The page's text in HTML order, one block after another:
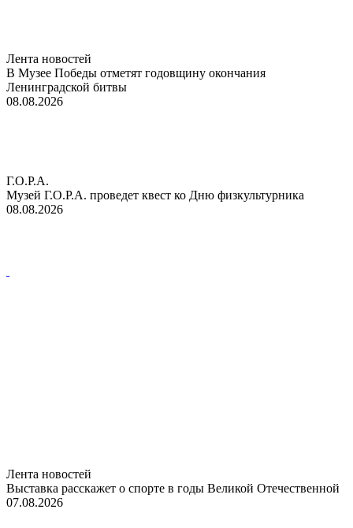
Лента новостей
В Музее Победы отметят годовщину окончания
Ленинградской битвы
08.08.2026
Г.О.Р.А.
Музей Г.О.Р.А. проведет квест ко Дню физкультурника
08.08.2026
Лента новостей
Выставка расскажет о спорте в годы Великой Отечественной
07.08.2026